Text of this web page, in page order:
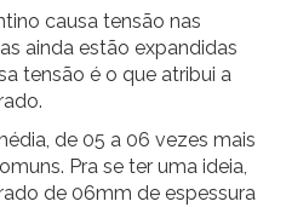
causa tensão nas
ainda estão expandidas
tensão é o que atribui a
de 05 a 06 vezes mais
Pra se ter uma ideia,
de 06mm de espessura